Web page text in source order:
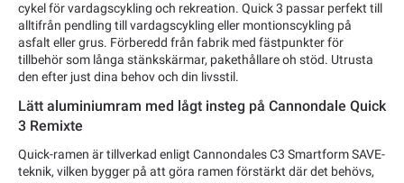
cykel för vardagscykling och rekreation. Quick 3 passar perfekt till
alltifrån pendling till vardagscykling eller montionscykling på
asfalt eller grus. Förberedd från fabrik med fästpunkter för
tillbehör som långa stänkskärmar, pakethållare oh stöd. Utrusta
den efter just dina behov och din livsstil.
Lätt aluminiumram med lågt insteg på Cannondale Quick
3 Remixte
Quick-ramen är tillverkad enligt Cannondales C3 Smartform SAVE-
teknik, vilken bygger på att göra ramen förstärkt där det behövs,